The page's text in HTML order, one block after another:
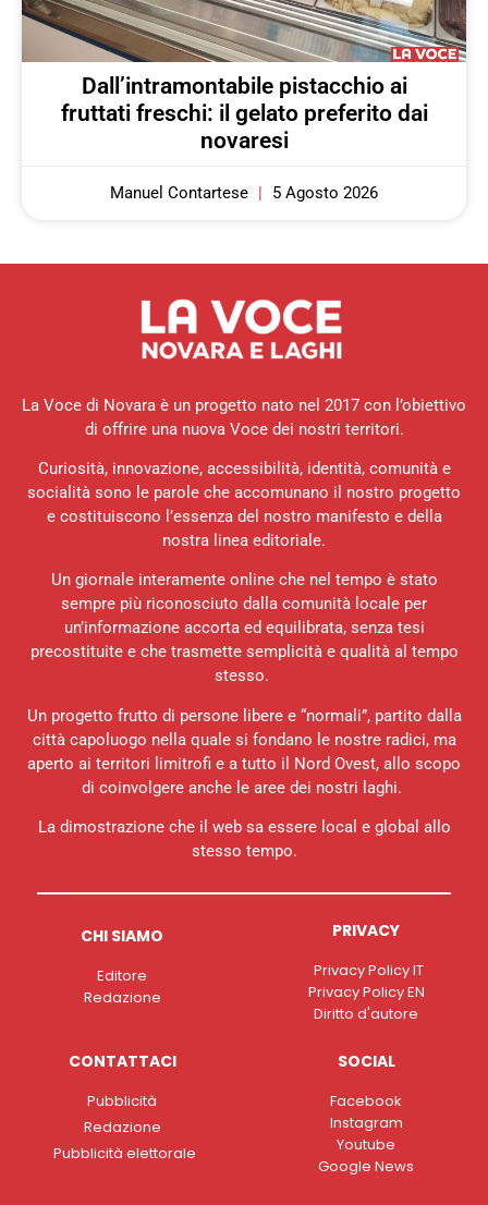
Dall’intramontabile pistacchio ai
fruttati freschi: il gelato preferito dai
novaresi
Manuel Contartese 5 Agosto 2026
La Voce di Novara è un progetto nato nel 2017 con l’obiettivo
di offrire una nuova Voce dei nostri territori.
Curiosità, innovazione, accessibilità, identità, comunità e
socialità sono le parole che accomunano il nostro progetto
e costituiscono l’essenza del nostro manifesto e della
nostra linea editoriale.
Un giornale interamente online che nel tempo è stato
sempre più riconosciuto dalla comunità locale per
un’informazione accorta ed equilibrata, senza tesi
precostituite e che trasmette semplicità e qualità al tempo
stesso.
Un progetto frutto di persone libere e “normali”, partito dalla
città capoluogo nella quale si fondano le nostre radici, ma
aperto ai territori limitrofi e a tutto il Nord Ovest, allo scopo
di coinvolgere anche le aree dei nostri laghi.
La dimostrazione che il web sa essere local e global allo
stesso tempo.
CHI SIAMO
Editore
Redazione
PRIVACY
Privacy Policy IT
Privacy Policy EN
Diritto d'autore
CONTATTACI
Pubblicità
Redazione
Pubblicità elettorale
SOCIAL
Facebook
Instagram
Youtube
Google News